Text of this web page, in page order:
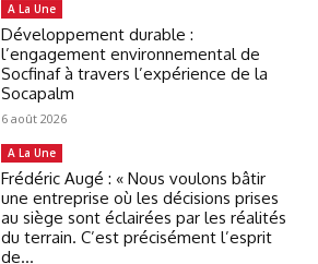
A La Une
Développement durable :
l’engagement environnemental de
Socfinaf à travers l’expérience de la
Socapalm
6 août 2026
A La Une
Frédéric Augé : « Nous voulons bâtir
une entreprise où les décisions prises
au siège sont éclairées par les réalités
du terrain. C’est précisément l’esprit
de...